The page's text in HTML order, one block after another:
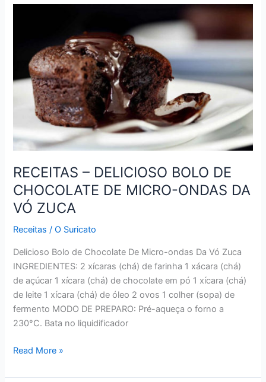
DADINHOS
CALDA
DE
LARANJA
RECEITAS – DELICIOSO BOLO DE
CHOCOLATE DE MICRO-ONDAS DA
VÓ ZUCA
Receitas /O Suricato
Delicioso Bolo de Chocolate De Micro-ondas Da Vó Zuca
INGREDIENTES: 2 xícaras (chá) de farinha 1 xácara (chá)
de açúcar 1 xícara (chá) de chocolate em pó 1 xícara (chá)
de leite 1 xícara (chá) de óleo 2 ovos 1 colher (sopa) de
fermento MODO DE PREPARO: Pré-aqueça o forno a
230°C. Bata no liquidificador
RECEITAS
DELICIOSO
Read More »